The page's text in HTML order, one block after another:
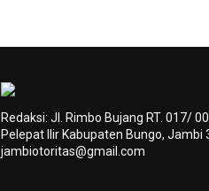
Redaksi: Jl. Rimbo Bujang RT. 017/
Pelepat Ilir Kabupaten Bungo, Jambi
jambiotoritas@gmail.com